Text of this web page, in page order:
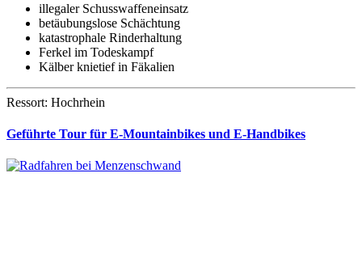
illegaler Schusswaffeneinsatz
betäubungslose Schächtung
katastrophale Rinderhaltung
Ferkel im Todeskampf
Kälber knietief in Fäkalien
Ressort: Hochrhein
Geführte Tour für E-Mountainbikes und E-Handbikes